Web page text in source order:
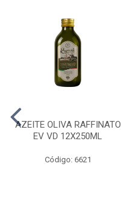
AZEITE OLIVA RAFFINATO
EV VD 12X250ML
Código: 6621